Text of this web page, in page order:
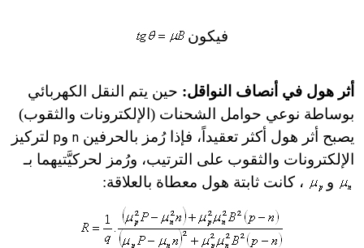
فيكون
أثر هول في أنصاف النواقل: حين يتم النقل الكهربائي
بوساطة نوعي حوامل الشحنات (الإلكترونات والثقوب)
يصبح أثر هول أكثر تعقيداً، فإذا رُمز بالحرفين n وp لتركيز
الإلكترونات والثقوب على الترتيب، ورُمز لحركيَّتيهما بـ
و
، كانت ثابتة هول معطاة بالعلاقة: